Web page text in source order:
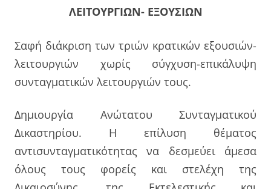
ΛΕΙΤΟΥΡΓΙΩΝ- ΕΞΟΥΣΙΩΝ
Σαφή διάκριση των τριών κρατικών εξουσιών-
λειτουργιών χωρίς σύγχυση-επικάλυψη
συνταγματικών λειτουργιών τους.
Δημιουργία Ανώτατου Συνταγματικού
Δικαστηρίου. Η επίλυση θέματος
αντισυνταγματικότητας να δεσμεύει άμεσα
όλους τους φορείς και στελέχη της